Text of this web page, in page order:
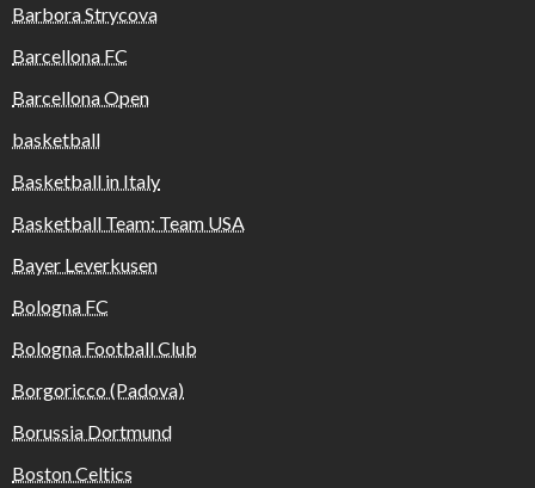
Barbora Strycova
Barcellona FC
Barcellona Open
basketball
Basketball in Italy
Basketball Team: Team USA
Bayer Leverkusen
Bologna FC
Bologna Football Club
Borgoricco (Padova)
Borussia Dortmund
Boston Celtics